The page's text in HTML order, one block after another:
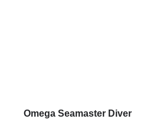
Omega Seamaster Diver